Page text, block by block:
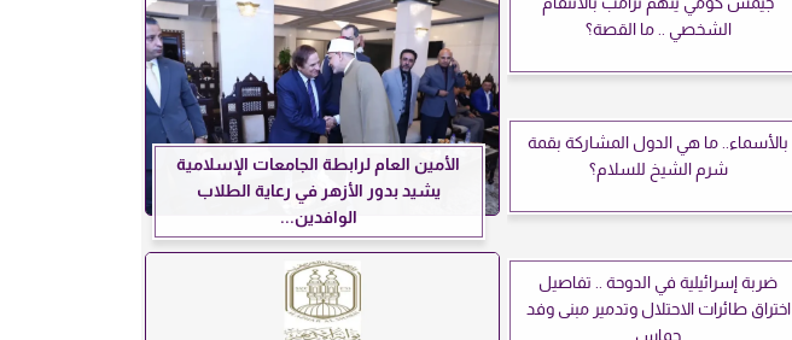
الشخصي .. ما القصة؟
بالأسماء.. ما هي الدول المشاركة بقمة
شرم الشيخ للسلام؟
ضربة إسرائيلية في الدوحة .. تفاصيل
اختراق طائرات الاحتلال وتدمير مبنى وفد
حماس
الأمين العام لرابطة الجامعات الإسلامية
يشيد بدور الأزهر في رعاية الطلاب
الوافدين...